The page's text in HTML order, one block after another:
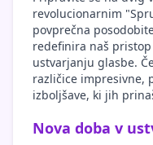
revolucionarnim
povprečna
redefinira naš
ustvarjanju glasbe.
različice impresivne,
izboljšave, ki jih
Nova doba v